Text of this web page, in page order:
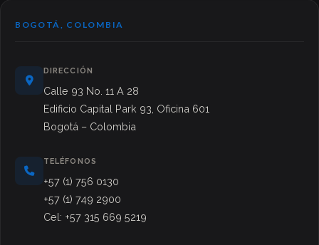
BOGOTÁ, COLOMBIA
DIRECCIÓN
Calle 93 No. 11 A 28
Edificio Capital Park 93, Oficina 601
Bogotá – Colombia
TELÉFONOS
+57 (1) 756 0130
+57 (1) 749 2900
Cel: +57 315 669 5219